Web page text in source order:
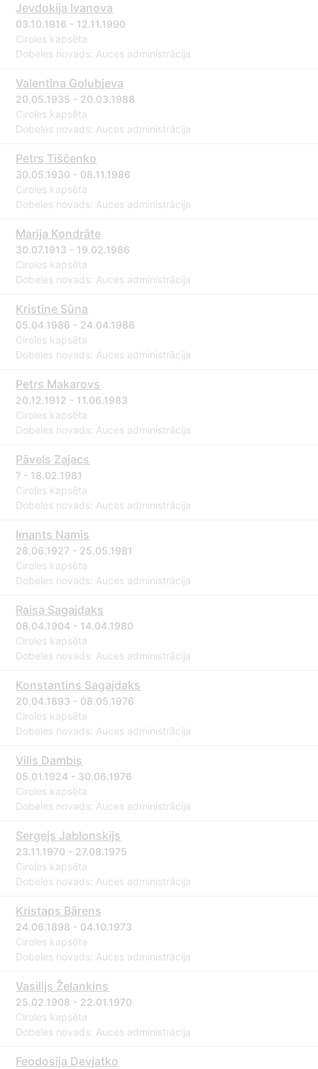
Jevdokija Ivanova
03.10.1916 - 12.11.1990
Ciroles kapsēta
Dobeles novads: Auces administrācija
Valentina Golubjeva
20.05.1935 - 20.03.1988
Ciroles kapsēta
Dobeles novads: Auces administrācija
Petrs Tiščenko
30.05.1930 - 08.11.1986
Ciroles kapsēta
Dobeles novads: Auces administrācija
Marija Kondrāte
30.07.1913 - 19.02.1986
Ciroles kapsēta
Dobeles novads: Auces administrācija
Kristīne Sūna
05.04.1986 - 24.04.1986
Ciroles kapsēta
Dobeles novads: Auces administrācija
Petrs Makarovs
20.12.1912 - 11.06.1983
Ciroles kapsēta
Dobeles novads: Auces administrācija
Pāvels Zajacs
? - 18.02.1981
Ciroles kapsēta
Dobeles novads: Auces administrācija
Imants Namis
28.06.1927 - 25.05.1981
Ciroles kapsēta
Dobeles novads: Auces administrācija
Raisa Sagajdaks
08.04.1904 - 14.04.1980
Ciroles kapsēta
Dobeles novads: Auces administrācija
Konstantins Sagajdaks
20.04.1893 - 08.05.1976
Ciroles kapsēta
Dobeles novads: Auces administrācija
Vilis Dambis
05.01.1924 - 30.06.1976
Ciroles kapsēta
Dobeles novads: Auces administrācija
Sergejs Jablonskijs
23.11.1970 - 27.08.1975
Ciroles kapsēta
Dobeles novads: Auces administrācija
Kristaps Bārens
24.06.1898 - 04.10.1973
Ciroles kapsēta
Dobeles novads: Auces administrācija
Vasilijs Želankins
25.02.1908 - 22.01.1970
Ciroles kapsēta
Dobeles novads: Auces administrācija
Feodosija Devjatko